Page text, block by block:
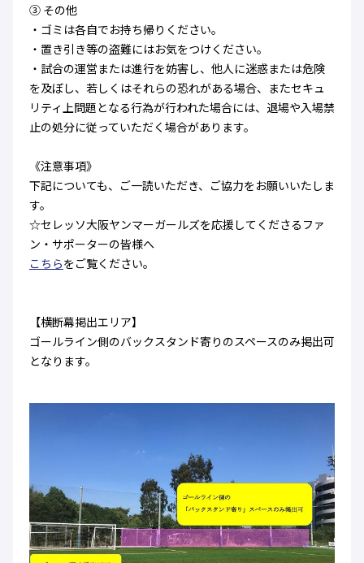
③ その他
・ゴミは各自でお持ち帰りください。
・置き引き等の盗難にはお気をつけください。
・試合の運営または進行を妨害し、他人に迷惑または危険
を及ぼし、若しくはそれらの恐れがある場合、またセキュ
リティ上問題となる行為が行われた場合には、退場や入場禁
止の処分に従っていただく場合があります。
《注意事項》
下記についても、ご一読いただき、ご協力をお願いいたしま
す。
☆セレッソ大阪ヤンマーガールズを応援してくださるファ
ン・サポーターの皆様へ
こちらをご覧ください。
【横断幕掲出エリア】
ゴールライン側のバックスタンド寄りのスペースのみ掲出可
となります。